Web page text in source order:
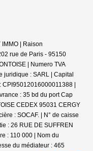
| Raison
rue de Paris - 95150
| Numero TVA
juridique : SARL | Capital
CPI95012016000011388 |
: 35 bd du port Cap
CEDEX 95031 CERGY
: SOCAF. | N° de caisse
: 26 RUE DE SUFFREN
: 110 000 | Nom du
du médiateur : 465